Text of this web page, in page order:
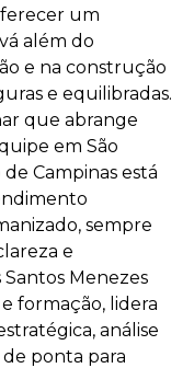
um
além do
e na construção
e equilibradas.
que abrange
em São
Campinas está
sempre
e
Menezes
formação, lidera
análise
ponta para